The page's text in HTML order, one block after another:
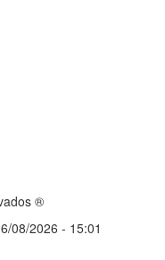
®
08/2026 - 15:01